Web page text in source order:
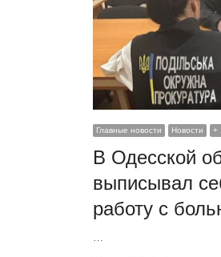
Главные новости Новости +
В Одесской
выписывал
работу с